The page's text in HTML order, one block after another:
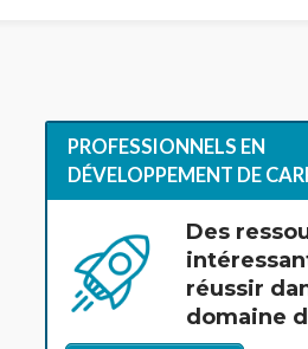
PROFESSIONNELS EN
DÉVELOPPEMENT DE
Des
réussir
domaine